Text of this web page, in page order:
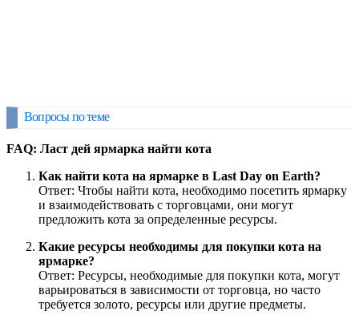
Вопросы по теме
FAQ: Ласт дей ярмарка найти кота
Как найти кота на ярмарке в Last Day on Earth?
Ответ: Чтобы найти кота, необходимо посетить ярмарку
и взаимодействовать с торговцами, они могут
предложить кота за определенные ресурсы.
Какие ресурсы необходимы для покупки кота на
ярмарке?
Ответ: Ресурсы, необходимые для покупки кота, могут
варьироваться в зависимости от торговца, но часто
требуется золото, ресурсы или другие предметы.